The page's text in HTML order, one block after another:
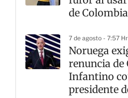
de
7 de agosto - 7:57
Noruega
renuncia de
Infantino
presidente